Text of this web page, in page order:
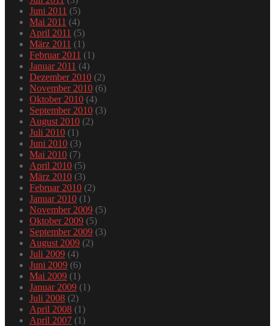
Juni 2011 (5)
Mai 2011 (4)
April 2011 (5)
März 2011 (1)
Februar 2011 (1)
Januar 2011 (4)
Dezember 2010 (2)
November 2010 (6)
Oktober 2010 (4)
September 2010 (3)
August 2010 (2)
Juli 2010 (1)
Juni 2010 (3)
Mai 2010 (7)
April 2010 (5)
März 2010 (3)
Februar 2010 (2)
Januar 2010 (1)
November 2009 (5)
Oktober 2009 (5)
September 2009 (3)
August 2009 (2)
Juli 2009 (4)
Juni 2009 (6)
Mai 2009 (1)
Januar 2009 (1)
Juli 2008 (2)
April 2008 (1)
April 2007 (1)